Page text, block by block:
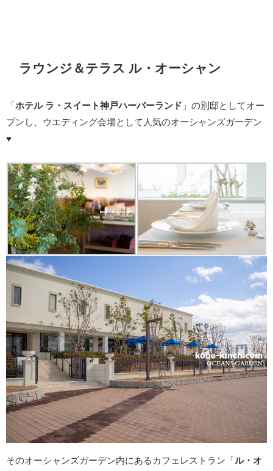
ラウンジ＆テラス ル・オーシャン
「ホテル ラ・スイート神戸ハーバーランド 」の別邸としてオー
プンし、ウエディング会場として人気のオーシャンズガーデン
♥
そのオーシャンズガーデン内にあるカフェレストラン「 ル・オ